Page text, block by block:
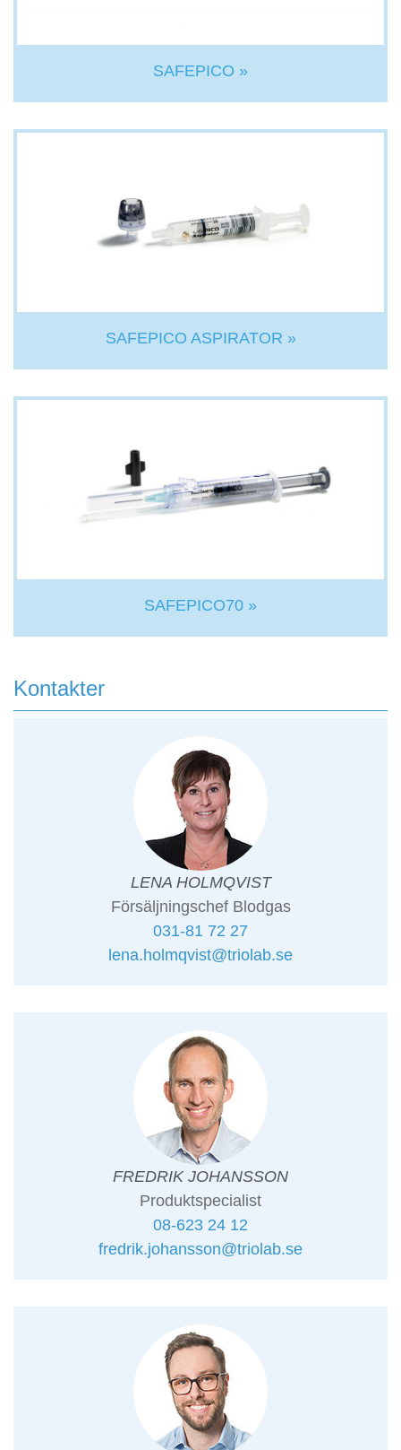
SAFEPICO »
SAFEPICO ASPIRATOR »
SAFEPICO70 »
Kontakter
LENA HOLMQVIST
Försäljningschef Blodgas
031-81 72 27
lena.holmqvist@triolab.se
FREDRIK JOHANSSON
Produktspecialist
08-623 24 12
fredrik.johansson@triolab.se